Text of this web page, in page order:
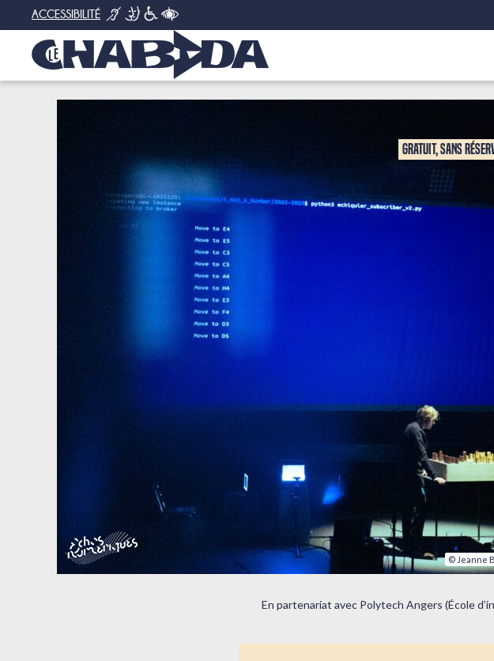
ACCESSIBILITÉ
© Jeanne
Gratuit, sans
En partenariat avec Polytech Angers (École